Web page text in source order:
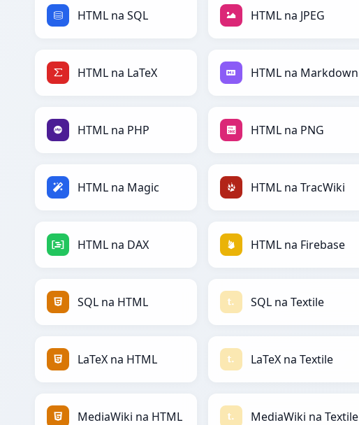
HTML na SQL HTML na JPEG
HTML na LaTeX HTML na Markdown
HTML na PHP HTML na PNG
HTML na Magic HTML na TracWiki
HTML na DAX HTML na Firebase
SQL na HTML SQL na Textile
LaTeX na HTML LaTeX na Textile
MediaWiki na HTML MediaWiki na Textile